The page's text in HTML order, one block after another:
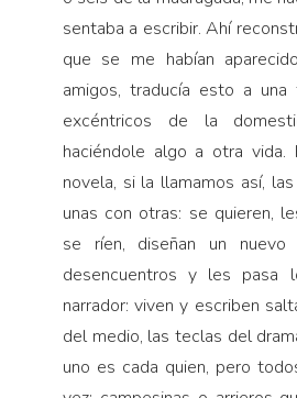
sentaba a escribir. Ahí
que se me habían
amigos, traducía esto a una
excéntricos de la
haciéndole algo a otra vida.
novela, si la llamamos así,
unas con otras: se quieren,
se ríen, diseñan un nuevo
desencuentros y les pasa
narrador: viven y escriben
del medio, las teclas del
uno es cada quien, pero